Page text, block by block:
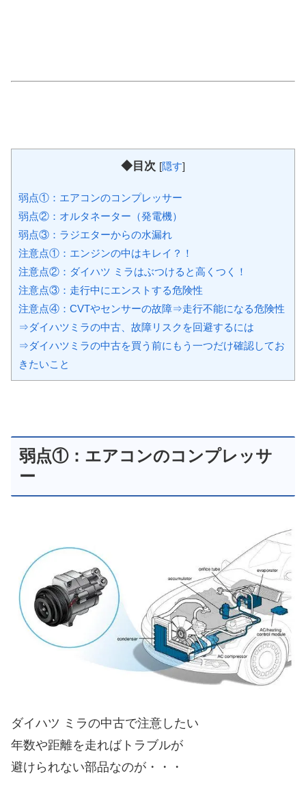
◆目次 [隠す]
弱点①：エアコンのコンプレッサー
弱点②：オルタネーター（発電機）
弱点③：ラジエターからの水漏れ
注意点①：エンジンの中はキレイ？！
注意点②：ダイハツ ミラはぶつけると高くつく！
注意点③：走行中にエンストする危険性
注意点④：CVTやセンサーの故障⇒走行不能になる危険性
⇒ダイハツミラの中古、故障リスクを回避するには
⇒ダイハツミラの中古を買う前にもう一つだけ確認してお
きたいこと
弱点①：エアコンのコンプレッサ
ー
ダイハツ ミラの中古で注意したい
年数や距離を走ればトラブルが
避けられない部品なのが・・・